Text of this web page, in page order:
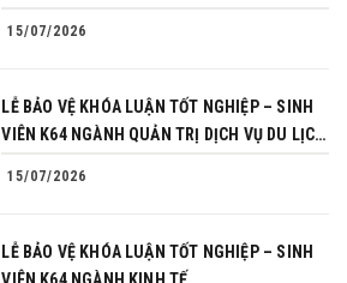
15/07/2026
LỄ BẢO VỆ KHÓA LUẬN TỐT NGHIỆP – SINH
VIÊN K64 NGÀNH QUẢN TRỊ DỊCH VỤ DU LỊCH
15/07/2026
LỄ BẢO VỆ KHÓA LUẬN TỐT NGHIỆP – SINH